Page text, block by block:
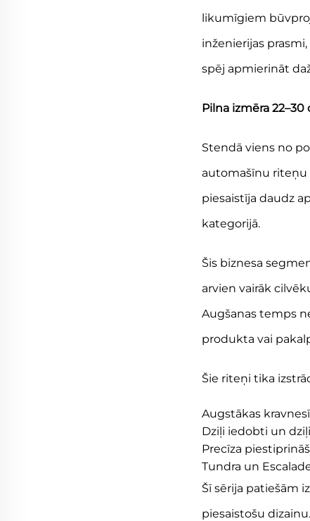
likumīgiem
inženierijas
spēj apmierināt
Pilna izmēra
Stendā viens no
automašīnu riteņu
piesaistīja daudz
kategorijā.
Šis biznesa
arvien vairāk
Augšanas temps
produkta vai
Šie riteņi tika
Augstākas
Dziļi iedobti un
Precīza
Tundra un
Šī sērija patiešām
piesaistošu